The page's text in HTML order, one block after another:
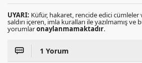
UYARI: Küfür, hakaret, rencide edici cümleler
saldırı içeren, imla kuralları ile yazılmamış ve
yorumlaronaylanmamaktadır.
1 Yorum